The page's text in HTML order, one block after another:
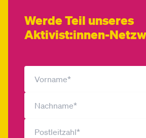
Werde Teil unseres
Aktivist:innen-